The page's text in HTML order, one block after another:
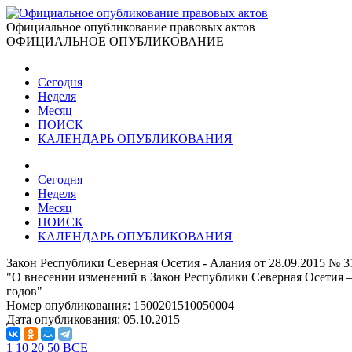
Официальное опубликование правовых актов
ОФИЦИАЛЬНОЕ ОПУБЛИКОВАНИЕ
Сегодня
Неделя
Месяц
ПОИСК
КАЛЕНДАРЬ ОПУБЛИКОВАНИЯ
Сегодня
Неделя
Месяц
ПОИСК
КАЛЕНДАРЬ ОПУБЛИКОВАНИЯ
Закон Республики Северная Осетия - Алания от 28.09.2015 №
"О внесении изменений в Закон Республики Северная
годов"
Номер опубликования: 1500201510050004
Дата опубликования: 05.10.2015
1 10 20 50 ВСЕ